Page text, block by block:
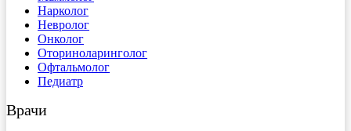
Нарколог
Невролог
Онколог
Оториноларинголог
Офтальмолог
Педиатр
Врачи